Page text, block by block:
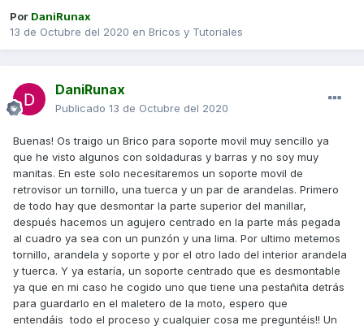
Por DaniRunax
13 de Octubre del 2020 en Bricos y Tutoriales
DaniRunax
Publicado 13 de Octubre del 2020
Buenas! Os traigo un Brico para soporte movil muy sencillo ya
que he visto algunos con soldaduras y barras y no soy muy
manitas. En este solo necesitaremos un soporte movil de
retrovisor un tornillo, una tuerca y un par de arandelas. Primero
de todo hay que desmontar la parte superior del manillar,
después hacemos un agujero centrado en la parte más pegada
al cuadro ya sea con un punzón y una lima. Por ultimo metemos
tornillo, arandela y soporte y por el otro lado del interior arandela
y tuerca. Y ya estaría, un soporte centrado que es desmontable
ya que en mi caso he cogido uno que tiene una pestañita detrás
para guardarlo en el maletero de la moto, espero que
entendáis todo el proceso y cualquier cosa me preguntéis!! Un